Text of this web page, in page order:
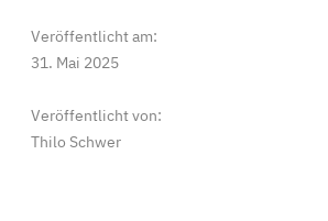
Veröffentlicht am:
31. Mai 2025
Veröffentlicht von:
Thilo Schwer